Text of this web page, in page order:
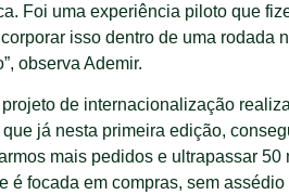
Foi uma experiência piloto que
isso dentro de uma rodada
observa Ademir.
de internacionalização
já nesta primeira edição,
mais pedidos e ultrapassar 50
focada em compras, sem